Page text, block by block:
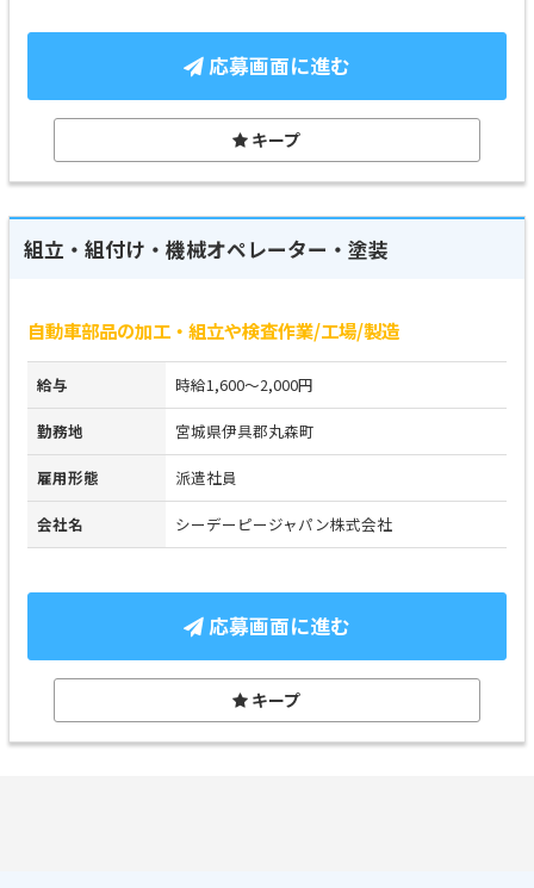
応募画面に進む
キープ
組立・組付け・機械オペレーター・塗装
自動車部品の加工・組立や検査作業/工場/製造
給与 時給1,600～2,000円
勤務地 宮城県伊具郡丸森町
雇用形態 派遣社員
会社名 シーデーピージャパン株式会社
応募画面に進む
キープ